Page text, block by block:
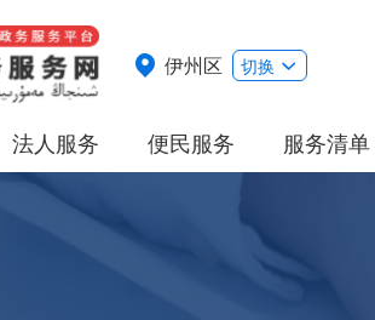
伊州区 切换
法人服务 便民服务 服务清单